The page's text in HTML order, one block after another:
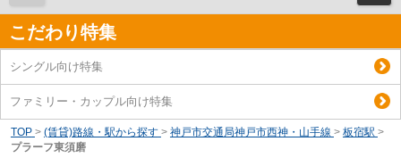
こだわり特集
シングル向け特集
ファミリー・カップル向け特集
TOP > (賃貸)路線・駅から探す > 神戸市交通局神戸市西神・山手線 > 板宿駅 >
プラーフ東須磨